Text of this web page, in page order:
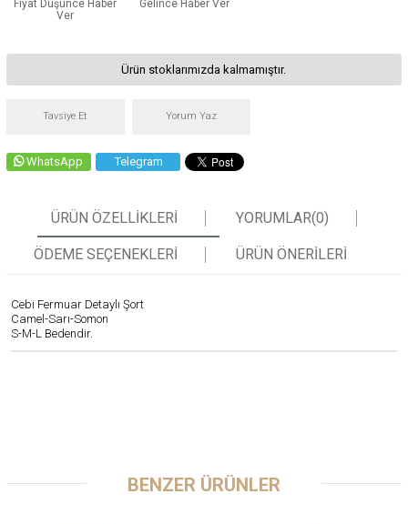
Fiyat Düşünce Haber
Ver
Gelince Haber Ver
Ürün stoklarımızda kalmamıştır.
Tavsiye Et Yorum Yaz
WhatsApp Telegram
ÜRÜN ÖZELLIKLERI YORUMLAR(0)
ÖDEME SEÇENEKLERI ÜRÜN ÖNERILERI
Cebi Fermuar Detaylı Şort
Camel-Sarı-Somon
S-M-L Bedendir.
BENZER ÜRÜNLER